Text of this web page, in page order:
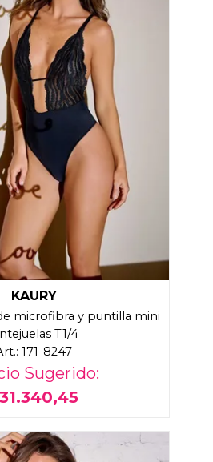
KAURY
microfibra y puntilla mini
T1/4
171-8247
Sugerido: